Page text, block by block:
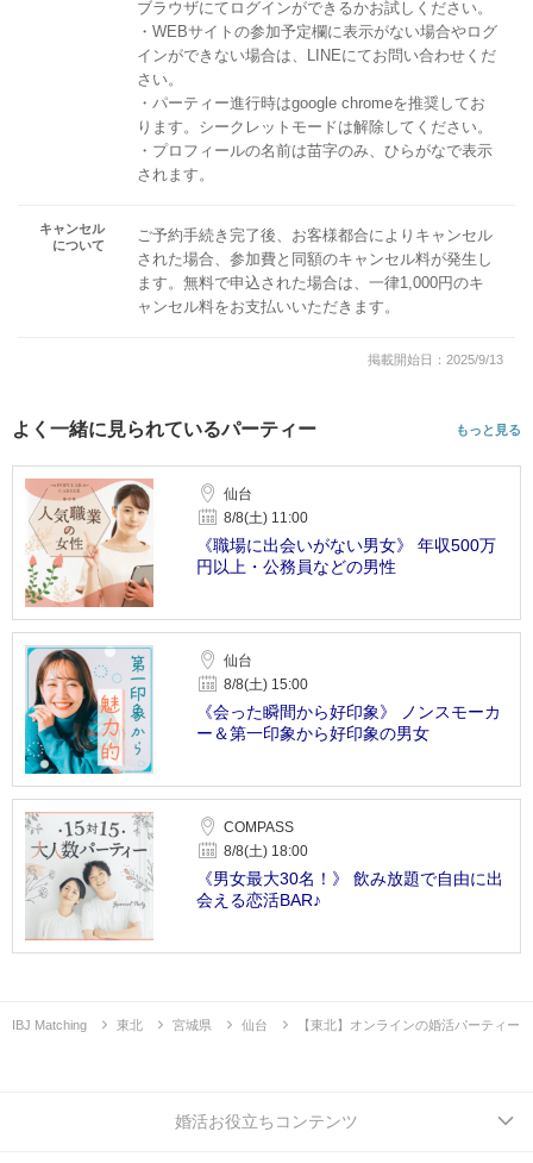
ブラウザにてログインができるかお試しください。
・WEBサイトの参加予定欄に表示がない場合やログ
インができない場合は、LINEにてお問い合わせくだ
さい。
・パーティー進行時はgoogle chromeを推奨してお
ります。シークレットモードは解除してください。
・プロフィールの名前は苗字のみ、ひらがなで表示
されます。
キャンセル
について
ご予約手続き完了後、お客様都合によりキャンセル
された場合、参加費と同額のキャンセル料が発生し
ます。無料で申込された場合は、一律1,000円のキ
ャンセル料をお支払いいただきます。
掲載開始日：2025/9/13
よく一緒に見られているパーティー もっと見る
仙台
8/8(土) 11:00
《職場に出会いがない男女》 年収500万
円以上・公務員などの男性
仙台
8/8(土) 15:00
《会った瞬間から好印象》 ノンスモーカ
ー＆第一印象から好印象の男女
COMPASS
8/8(土) 18:00
《男女最大30名！》 飲み放題で自由に出
会える恋活BAR♪
IBJ Matching 東北 宮城県 仙台 【東北】オンラインの婚活パーティー
婚活お役立ちコンテンツ